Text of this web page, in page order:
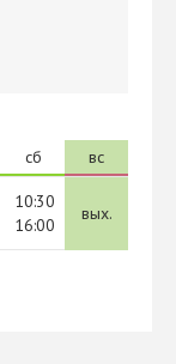
сб
10:30
16:00
вс
вых.